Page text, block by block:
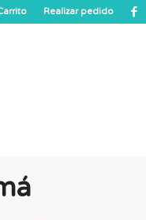
Realizar pedido